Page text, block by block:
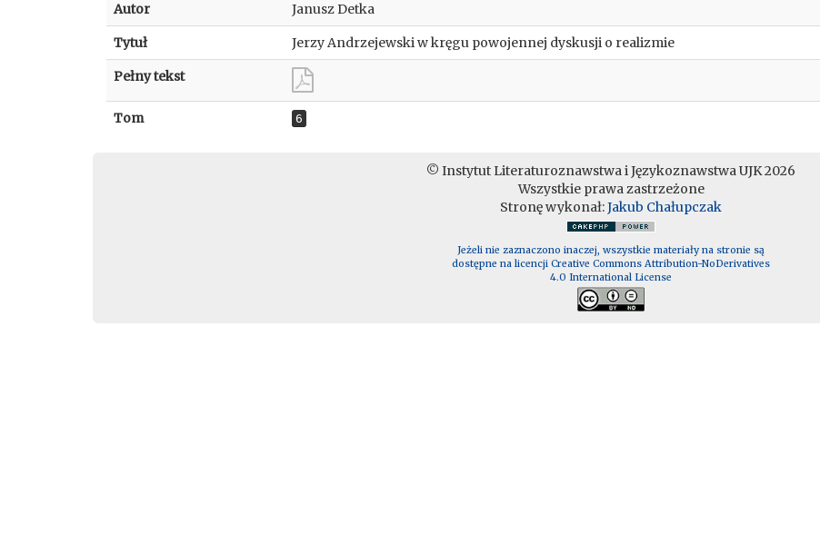
Autor Janusz Detka
Tytuł Jerzy Andrzejewski w kręgu powojennej dyskusji o realizmie
Pełny tekst
Tom 6
© Instytut Literaturoznawstwa i Językoznawstwa UJK 2026
Wszystkie prawa zastrzeżone
Stronę wykonał:Jakub Chałupczak
Jeżeli nie zaznaczono inaczej, wszystkie materiały na stronie są
dostępne na licencji Creative Commons Attribution-NoDerivatives
4.0 International License